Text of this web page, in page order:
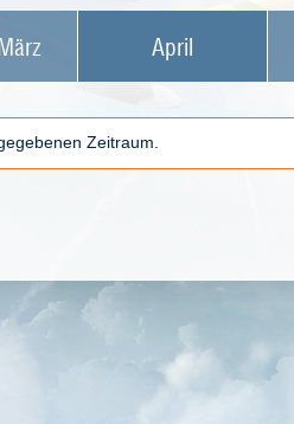
April
Zeitraum.